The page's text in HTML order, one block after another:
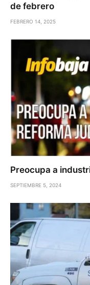
de febrero
FEBRERO 14, 2025
Preocupa a
SEPTIEMBRE 5, 2024